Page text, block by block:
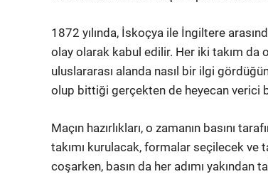
1872 yılında, İskoçya ile İngiltere
olay olarak kabul edilir. Her iki takım da
uluslararası alanda nasıl bir ilgi
olup bittiği gerçekten de heyecan verici
Maçın hazırlıkları, o zamanın basını
takımı kurulacak, formalar seçilecek ve
coşarken, basın da her adımı yakından